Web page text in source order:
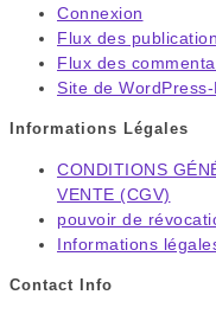
Connexion
Flux des
Flux des
Site de WordPress-
Informations Légales
CONDITIONS
VENTE (CGV)
pouvoir de
Informations
Contact Info